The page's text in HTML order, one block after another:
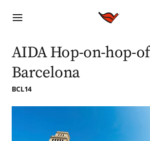
AIDA Hop-on-hop-
Barcelona
BCL14